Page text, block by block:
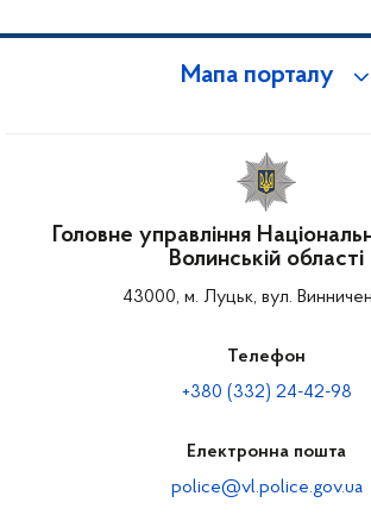
Мапа порталу
Головне управління
Волинській області
43000, м. Луцьк, вул.
Телефон
+380 (332) 24-42-98
Електронна пошта
police@vl.police.gov.ua